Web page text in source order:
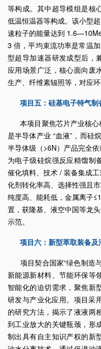
等构成。其中超导模组是核
低温恒温器等构成。该小型
速粒子的能量达到
3 倍，平均束流功率是常温
型超导加速器研发成型后，
应用场景广泛，核心面向废
生产、纤维素辐照等，对应
项目五：硅基电子特气
本项目聚焦芯片产业核心
是半导体产业 “血液”，而硅
半导体级（>6N）产品完全
为电子级硅烷强反应精馏制
催化填料、技术 / 装备集成
化剂转化率高、选择性强且
纯度高、能耗低，金属离子
置，获隆基、液空中国等龙
示范。
项目六：新型萃取装备及
项目契合国家“绿色制造
新能源新材料、节能环保等
智能化的迫切需求，聚焦新
研发与产业化应用。项目采
的研究方法，揭示了液液两
到工业放大的关键瓶颈，形
制出具有自主知识产权的新